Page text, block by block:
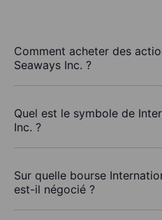
Comment acheter des
Seaways Inc. ?
Quel est le symbole de
Inc. ?
Sur quelle bourse
est-il négocié ?